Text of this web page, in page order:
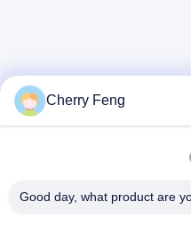
Cherry Feng
Good day, what product are